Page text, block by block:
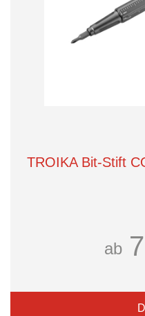
TROIKA Bit-Stift
ab